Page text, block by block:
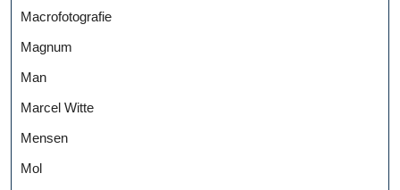
Macrofotografie
Magnum
Man
Marcel Witte
Mensen
Mol